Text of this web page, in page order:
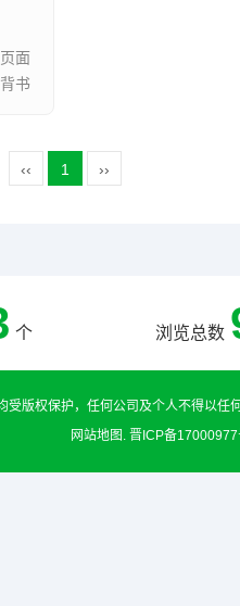
面
书
‹‹ 1 ››
个 浏览总数
受版权保护，任何公司及个人不得以任
网站地图 晋ICP备17000977